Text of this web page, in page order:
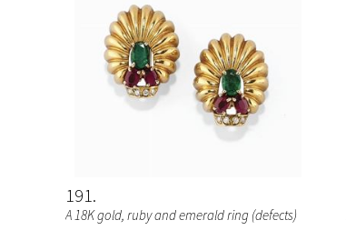
191
A 18K gold, ruby and emerald ring (defects)